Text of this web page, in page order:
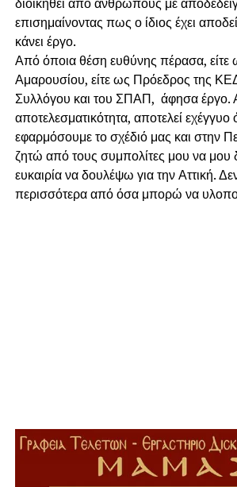
επισημαίνοντας πως ο ίδιος έχει
κάνει έργο.
Από όποια θέση ευθύνης πέρασα,
Αμαρουσίου, είτε ως Πρόεδρος της
Συλλόγου και του ΣΠΑΠ, άφησα έργο.
αποτελεσματικότητα, αποτελεί
εφαρμόσουμε το σχέδιό μας και στην
ζητώ από τους συμπολίτες μου να
ευκαιρία να δουλέψω για την Αττική.
περισσότερα από όσα μπορώ να